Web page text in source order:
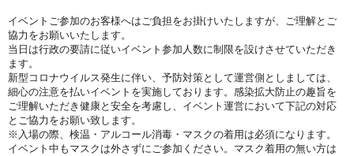
イベントご参加のお客様へはご負担をお掛けいたしますが、ご理解とご
協力をお願いいたします。
当日は行政の要請に従いイベント参加人数に制限を設けさせていただき
ます。
新型コロナウイルス発生に伴い、予防対策として運営側としましては、
細心の注意を払いイベントを実施しております。感染拡大防止の趣旨を
ご理解いただき健康と安全を考慮し、イベント運営において下記の対応
とご協力をお願い致します。
※入場の際、検温・アルコール消毒・マスクの着用は必須になります。
イベント中もマスクは外さずにご参加ください。マスク着用の無い方は